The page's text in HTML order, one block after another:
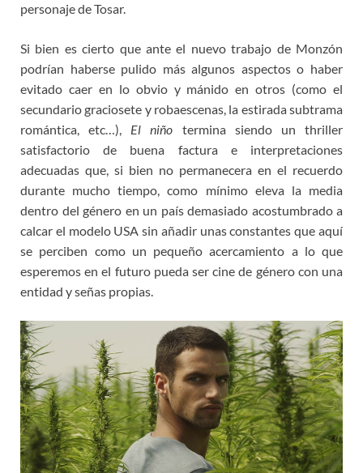
personaje de Tosar.
Si bien es cierto que ante el nuevo trabajo de Monzón
podrían haberse pulido más algunos aspectos o haber
evitado caer en lo obvio y mánido en otros (como el
secundario graciosete y robaescenas, la estirada subtrama
romántica, etc…), El niño termina siendo un thriller
satisfactorio de buena factura e interpretaciones
adecuadas que, si bien no permanecera en el recuerdo
durante mucho tiempo, como mínimo eleva la media
dentro del género en un país demasiado acostumbrado a
calcar el modelo USA sin añadir unas constantes que aquí
se perciben como un pequeño acercamiento a lo que
esperemos en el futuro pueda ser cine de género con una
entidad y señas propias.